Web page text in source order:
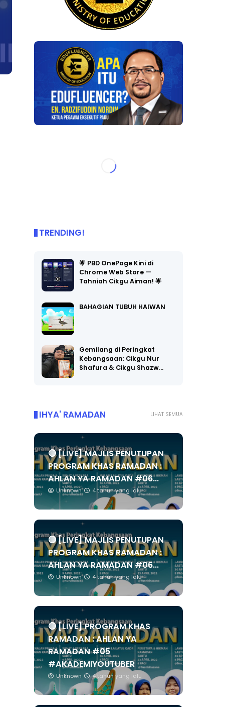
TRENDING!
🌟 PBD OnePage Kini di
Chrome Web Store —
Tahniah Cikgu Aiman! 🌟
BAHAGIAN TUBUH HAIWAN
Gemilang di Peringkat
Kebangsaan: Cikgu Nur
Shafura & Cikgu Shazw…
LIHAT SEMUA
IHYA' RAMADAN
🔴 [LIVE] MAJLIS PENUTUPAN
PROGRAM KHAS RAMADAN :
AHLAN YA RAMADAN #06...
Unknown 4 tahun yang lalu
🔴 [LIVE] MAJLIS PENUTUPAN
PROGRAM KHAS RAMADAN :
AHLAN YA RAMADAN #06...
Unknown 4 tahun yang lalu
🔴 [LIVE] PROGRAM KHAS
RAMADAN : AHLAN YA
RAMADAN #05
#AKADEMIYOUTUBER
Unknown 4 tahun yang lalu